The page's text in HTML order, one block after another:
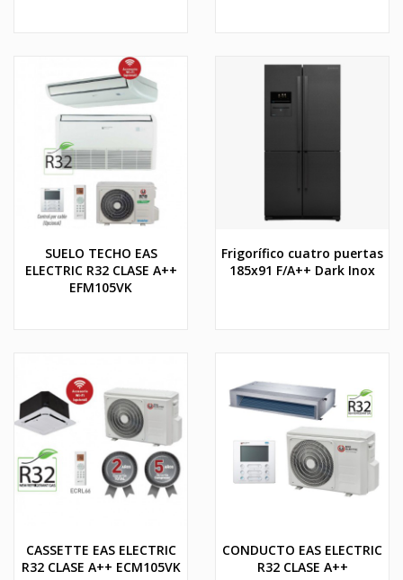
SUELO TECHO EAS
ELECTRIC R32 CLASE A++
EFM105VK
Frigorífico cuatro puertas
185x91 F/A++ Dark Inox
CASSETTE EAS ELECTRIC
R32 CLASE A++ ECM105VK
CONDUCTO EAS ELECTRIC
R32 CLASE A++